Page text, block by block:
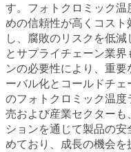
す。フォトクロミック
めの信頼性が高くコス
し、腐敗のリスクを低
とサプライチェーン業
ンの必要性により、重
ーバル化とコールドチ
のフォトクロミック温
売および産業セクター
ションを通じて製品の
めており、成長の機会を